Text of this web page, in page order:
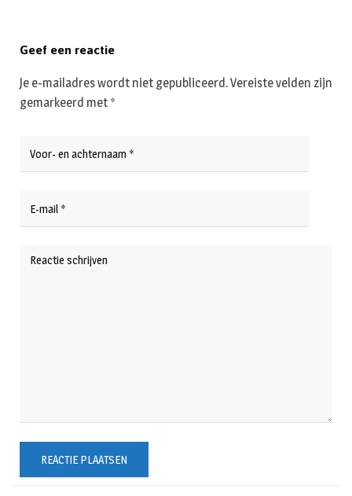
Geef een reactie
Je e-mailadres wordt niet gepubliceerd.Vereiste velden zijn
gemarkeerd met *